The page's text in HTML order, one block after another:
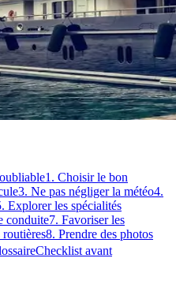
1. Choisir le bon
3. Ne pas négliger la météo4.
Explorer les spécialités
conduite7. Favoriser les
8. Prendre des photos
Checklist avant